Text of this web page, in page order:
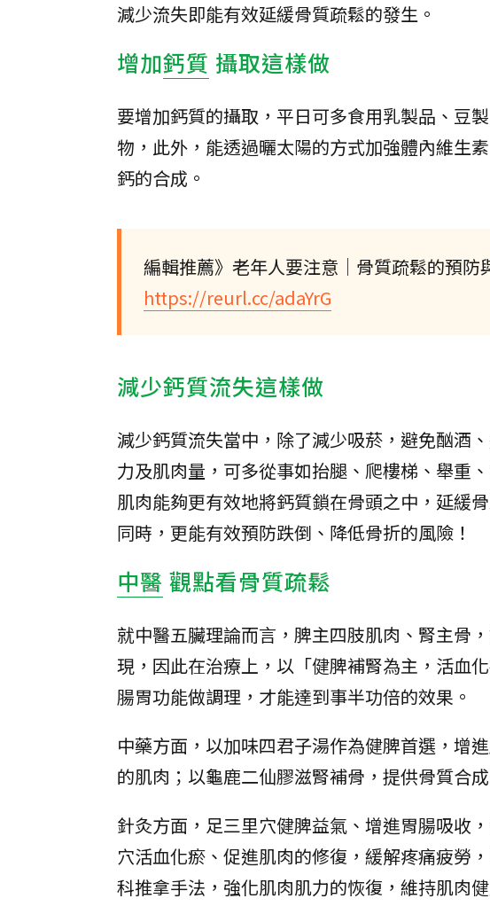
減少流失即能有效延緩骨質疏鬆的發生。
增加鈣質 攝取這樣做
要增加鈣質的攝取，平日可多食用乳製品、豆
物，此外，能透過曬太陽的方式加強體內維生
鈣的合成。
編輯推薦》老年人要注意│骨質疏鬆的預防
https://reurl.cc/adaYrG
減少鈣質流失這樣做
減少鈣質流失當中，除了減少吸菸，避免酗酒
力及肌肉量，可多從事如抬腿、爬樓梯、舉重
肌肉能夠更有效地將鈣質鎖在骨頭之中，延緩
同時，更能有效預防跌倒、降低骨折的風險！
中醫 觀點看骨質疏鬆
就中醫五臟理論而言，脾主四肢肌肉、腎主骨
現，因此在治療上，以「健脾補腎為主，活血
腸胃功能做調理，才能達到事半功倍的效果。
中藥方面，以加味四君子湯作為健脾首選，增
的肌肉；以龜鹿二仙膠滋腎補骨，提供骨質合
針灸方面，足三里穴健脾益氣、增進胃腸吸收
穴活血化瘀、促進肌肉的修復，緩解疼痛疲勞
科推拿手法，強化肌肉肌力的恢復，維持肌肉